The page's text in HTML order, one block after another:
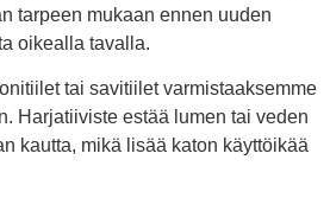
tarpeen mukaan ennen uuden
oikealla tavalla.
tai savitiilet varmistaaksemme
Harjatiiviste estää lumen tai veden
kautta, mikä lisää katon käyttöikää